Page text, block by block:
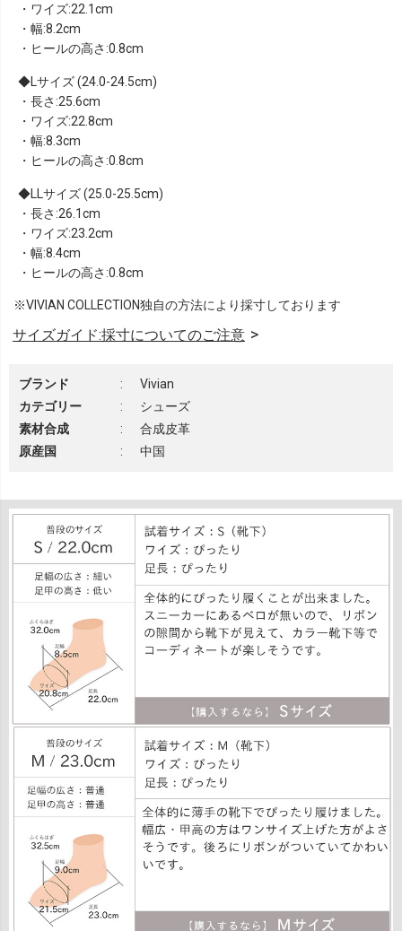
・ワイズ:22.1cm
・幅:8.2cm
・ヒールの高さ:0.8cm
Lサイズ (24.0-24.5cm)
・長さ:25.6cm
・ワイズ:22.8cm
・幅:8.3cm
・ヒールの高さ:0.8cm
LLサイズ (25.0-25.5cm)
・長さ:26.1cm
・ワイズ:23.2cm
・幅:8.4cm
・ヒールの高さ:0.8cm
※VIVIAN COLLECTION独自の方法により採寸しております
サイズガイド:採寸についてのご注意
ブランド :
Vivian
カテゴリー
:
シューズ
素材合成
:
合成皮革
原産国
: 中国